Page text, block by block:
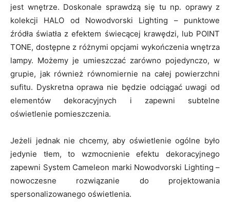
jest wnętrze. Doskonale sprawdzą się tu np. oprawy z
kolekcji HALO od Nowodvorski Lighting – punktowe
źródła światła z efektem świecącej krawędzi, lub POINT
TONE, dostępne z różnymi opcjami wykończenia wnętrza
lampy. Możemy je umieszczać zarówno pojedynczo, w
grupie, jak również równomiernie na całej powierzchni
sufitu. Dyskretna oprawa nie będzie odciągać uwagi od
elementów dekoracyjnych i zapewni subtelne
oświetlenie pomieszczenia.
Jeżeli jednak nie chcemy, aby oświetlenie ogólne było
jedynie tłem, to wzmocnienie efektu dekoracyjnego
zapewni System Cameleon marki Nowodvorski Lighting –
nowoczesne rozwiązanie do projektowania
spersonalizowanego oświetlenia.